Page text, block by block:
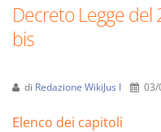
Decreto Legge
bis
di Redazione WikiJus I 03/
Elenco dei capitoli